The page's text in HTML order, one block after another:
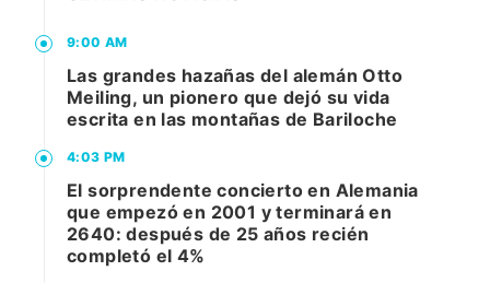
9:00 AM
Las grandes hazañas del alemán Otto
Meiling, un pionero que dejó su vida
escrita en las montañas de Bariloche
4:03 PM
El sorprendente concierto en Alemania
que empezó en 2001 y terminará en
2640: después de 25 años recién
completó el 4%